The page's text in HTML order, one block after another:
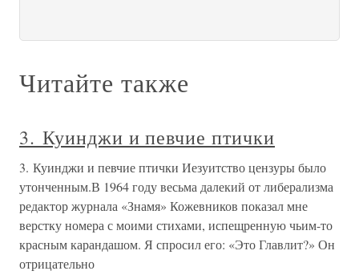
Читайте также
3. Куинджи и певчие птички
3. Куинджи и певчие птички Иезуитство цензуры было
утонченным.В 1964 году весьма далекий от либерализма
редактор журнала «Знамя» Кожевников показал мне
верстку номера с моими стихами, испещренную чьим-то
красным карандашом. Я спросил его: «Это Главлит?» Он
отрицательно